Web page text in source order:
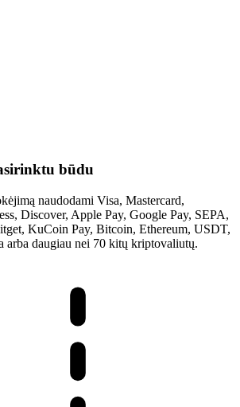
būdu
naudodami Visa, Mastercard,
Discover, Apple Pay, Google Pay, SEPA,
KuCoin Pay, Bitcoin, Ethereum, USDT,
arba daugiau nei 70 kitų kriptovaliutų.